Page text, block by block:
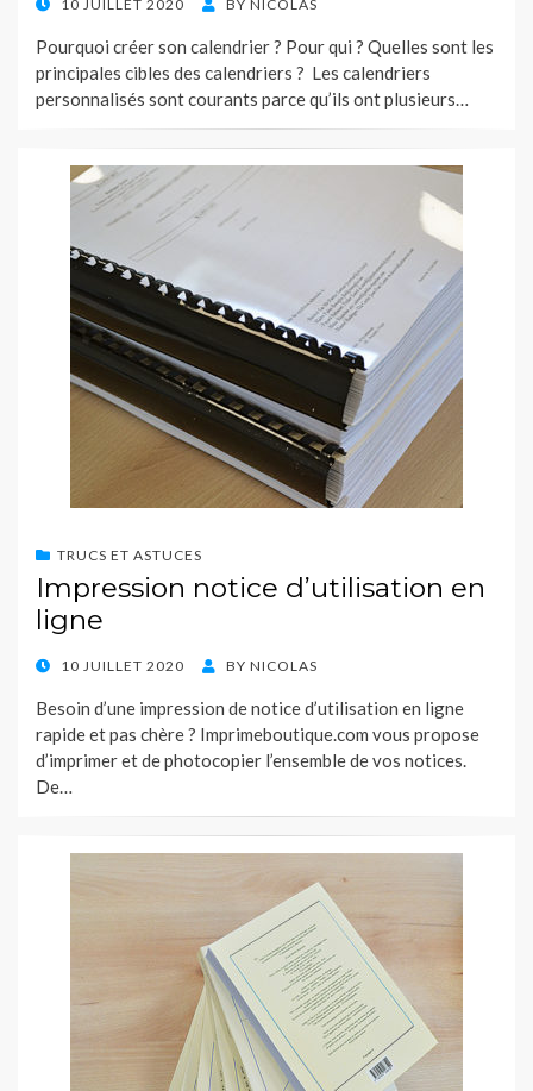
10 JUILLET 2020 BY NICOLAS
Pourquoi créer son calendrier ? Pour qui ? Quelles sont les
principales cibles des calendriers ? Les calendriers
personnalisés sont courants parce qu’ils ont plusieurs…
TRUCS ET ASTUCES
Impression notice d’utilisation en
ligne
POSTED
10 JUILLET 2020 BY NICOLAS
Besoin d’une impression de notice d’utilisation en ligne
rapide et pas chère ? Imprimeboutique.com vous propose
d’imprimer et de photocopier l’ensemble de vos notices.
De…